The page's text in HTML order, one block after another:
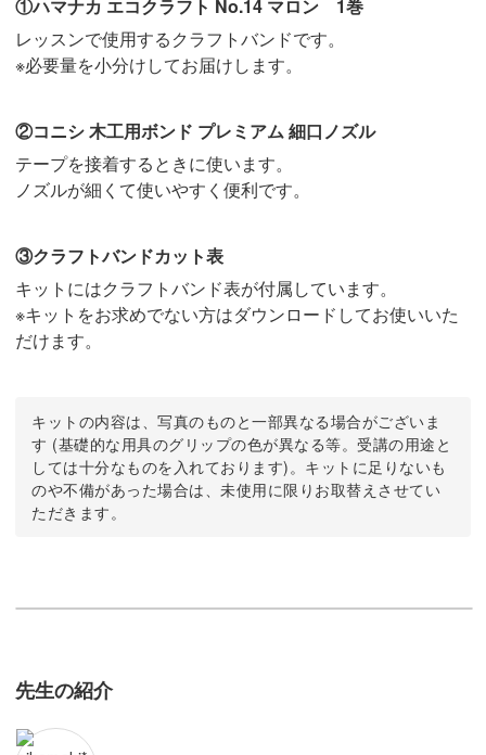
①ハマナカ エコクラフト No.14 マロン 1巻
レッスンで使用するクラフトバンドです。
※必要量を小分けしてお届けします。
②コニシ 木工用ボンド プレミアム 細口ノズル
テープを接着するときに使います。
ノズルが細くて使いやすく便利です。
③クラフトバンドカット表
キットにはクラフトバンド表が付属しています。
※キットをお求めでない方はダウンロードしてお使いいた
だけます。
キットの内容は、写真のものと一部異なる場合がございま
す (基礎的な用具のグリップの色が異なる等。受講の用途と
しては十分なものを入れております)。キットに足りないも
のや不備があった場合は、未使用に限りお取替えさせてい
ただきます。
先生の紹介